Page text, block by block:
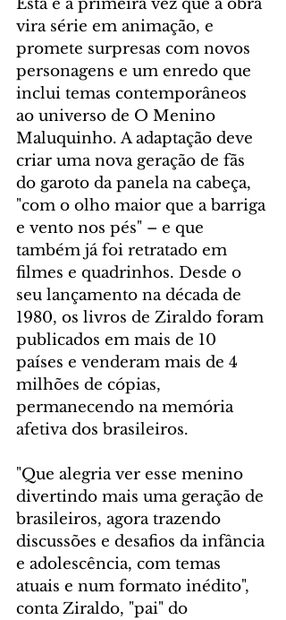
Esta é a primeira vez que a obra
vira série em animação, e
promete surpresas com novos
personagens e um enredo que
inclui temas contemporâneos
ao universo de O Menino
Maluquinho. A adaptação deve
criar uma nova geração de fãs
do garoto da panela na cabeça,
"com o olho maior que a barriga
e vento nos pés" – e que
também já foi retratado em
filmes e quadrinhos. Desde o
seu lançamento na década de
1980, os livros de Ziraldo foram
publicados em mais de 10
países e venderam mais de 4
milhões de cópias,
permanecendo na memória
afetiva dos brasileiros.
"Que alegria ver esse menino
divertindo mais uma geração de
brasileiros, agora trazendo
discussões e desafios da infância
e adolescência, com temas
atuais e num formato inédito",
conta Ziraldo, "pai" do